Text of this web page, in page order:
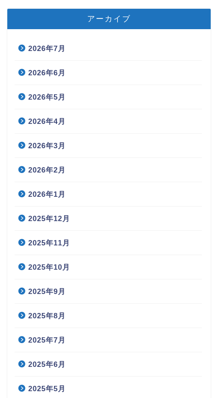
アーカイブ
2026年7月
2026年6月
2026年5月
2026年4月
2026年3月
2026年2月
2026年1月
2025年12月
2025年11月
2025年10月
2025年9月
2025年8月
2025年7月
2025年6月
2025年5月